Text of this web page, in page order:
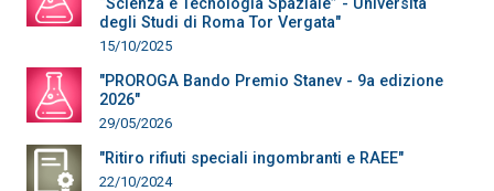
degli Studi di Roma Tor Vergata"
15/10/2025
"PROROGA Bando Premio Stanev - 9a edizione
2026"
29/05/2026
"Ritiro rifiuti speciali ingombranti e RAEE"
22/10/2024